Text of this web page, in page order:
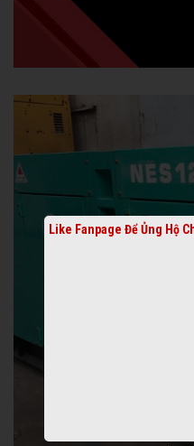
Like Fanpage Để Ủng Hộ